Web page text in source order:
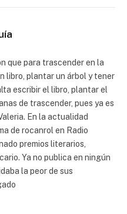
que para trascender en la
libro, plantar un árbol y tener
escribir el libro, plantar el
de trascender, pues ya es
En la actualidad
de rocanrol en Radio
premios literarios,
Ya no publica en ningún
la peor de sus